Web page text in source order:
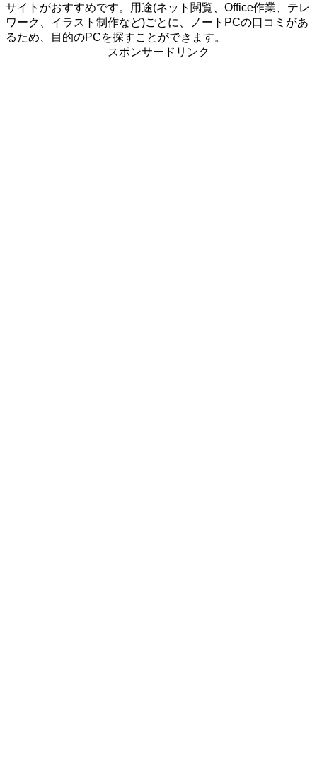
サイトがおすすめです。用途(ネット閲覧、Office作業、テレ
ワーク、イラスト制作など)ごとに、ノートPCの口コミがあ
るため、目的のPCを探すことができます。
スポンサードリンク